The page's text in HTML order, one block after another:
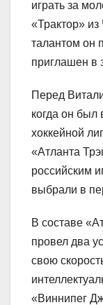
играть за
«Трактор»
талантом он
приглашен в
Перед
когда он
хоккейной
«Атланта
российским
выбрали в
В составе
провел два
свою
«Виннипег